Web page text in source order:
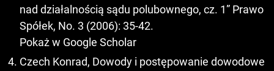
nad działalnością sądu polubownego, cz. 1” Prawo
Spółek, No. 3 (2006): 35-42.
Pokaż w Google Scholar
Czech Konrad, Dowody i postępowanie dowodowe